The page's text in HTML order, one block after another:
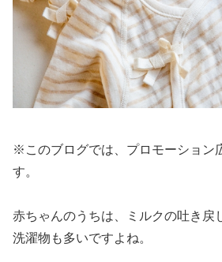
※このブログでは、プロモーション
す。
赤ちゃんのうちは、ミルクの吐き戻
洗濯物も多いですよね。